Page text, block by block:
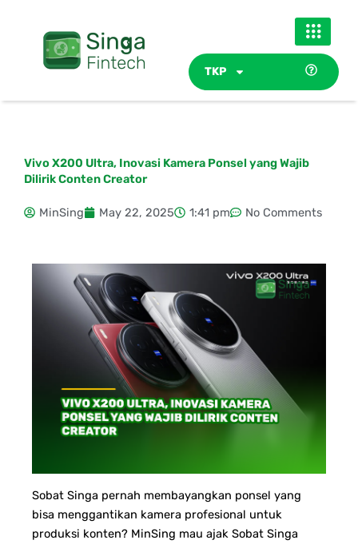
TKP
Vivo X200 Ultra, Inovasi Kamera Ponsel yang Wajib
Dilirik Conten Creator
MinSing May 22, 2025 1:41 pm No Comments
Sobat Singa pernah membayangkan ponsel yang
bisa menggantikan kamera profesional untuk
produksi konten? MinSing mau ajak Sobat Singa